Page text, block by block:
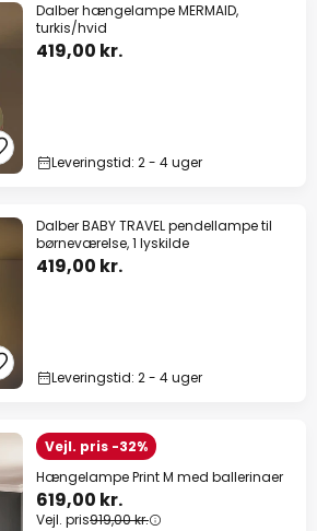
Dalber hængelampe MERMAID,
turkis/hvid
419,00 kr.
Leveringstid: 2 - 4 uger
Dalber BABY TRAVEL pendellampe til
børneværelse, 1 lyskilde
419,00 kr.
Leveringstid: 2 - 4 uger
Vejl. pris -32%
Hængelampe Print M med ballerinaer
619,00 kr.
Vejl. pris919,00 kr.